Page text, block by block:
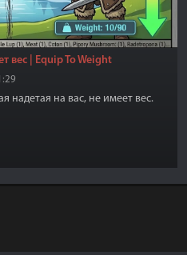
вес | Equip To Weight
надетая на вас, не имеет вес.